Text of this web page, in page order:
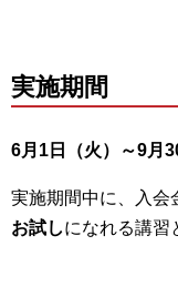
実施期間
6月1日（火）～9月
実施期間中に、入会
お試しになれる講習